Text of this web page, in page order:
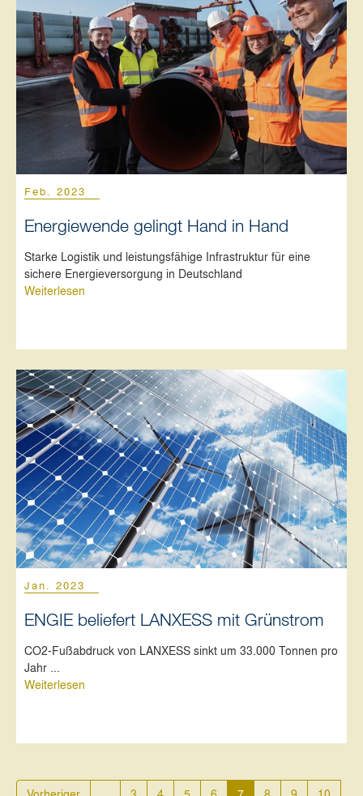
Feb. 2023
Energiewende gelingt Hand in Hand
Starke Logistik und leistungsfähige Infrastruktur für eine
sichere Energieversorgung in Deutschland
Weiterlesen
Jan. 2023
ENGIE beliefert LANXESS mit Grünstrom
CO2-Fußabdruck von LANXESS sinkt um 33.000 Tonnen pro
Jahr ...
Weiterlesen